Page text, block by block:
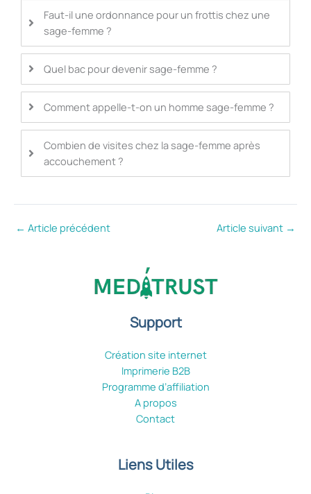
Faut-il une ordonnance pour un frottis chez une
sage-femme ?
Quel bac pour devenir sage-femme ?
Comment appelle-t-on un homme sage-femme ?
Combien de visites chez la sage-femme après
accouchement ?
← Article précédent Article suivant →
Support
Création site internet
Imprimerie B2B
Programme d’affiliation
A propos
Contact
Liens Utiles